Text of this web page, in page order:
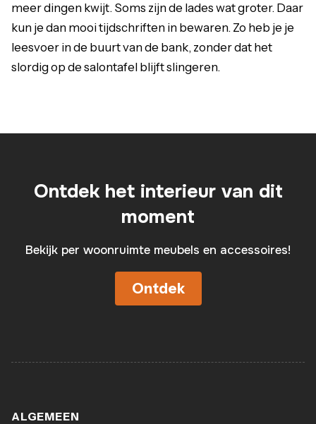
meer dingen kwijt. Soms zijn de lades wat groter. Daar
kun je dan mooi tijdschriften in bewaren. Zo heb je je
leesvoer in de buurt van de bank, zonder dat het
slordig op de salontafel blijft slingeren.
Ontdek het interieur van dit
moment
Bekijk per woonruimte meubels en accessoires!
Ontdek
ALGEMEEN